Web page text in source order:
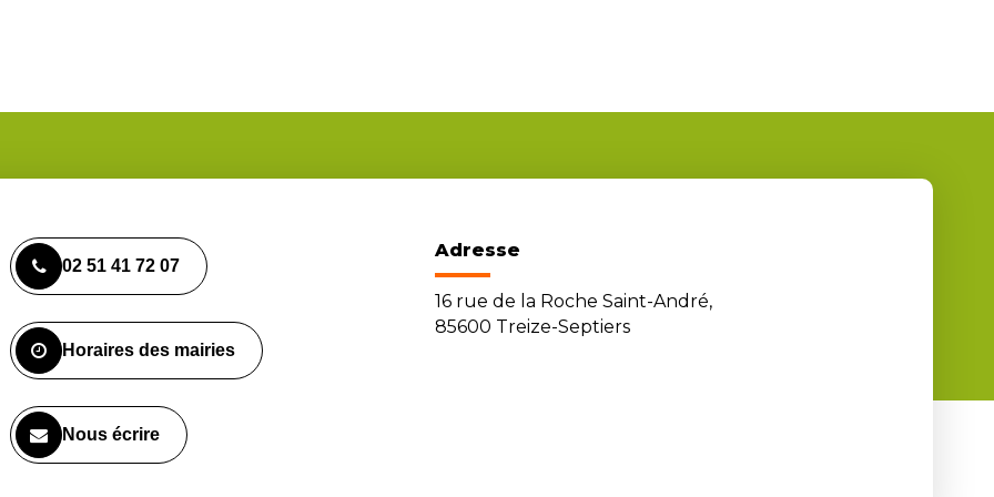
02 51 41 72 07
Horaires des mairies
Nous écrire
Adresse
16 rue de la Roche Saint-André,
85600 Treize-Septiers